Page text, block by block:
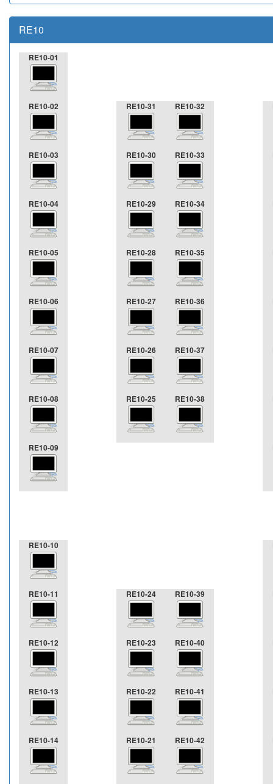
RE10
RE10-01
RE10-02 RE10-31 RE10-32
RE10-03 RE10-30 RE10-33
RE10-04 RE10-29 RE10-34
RE10-05 RE10-28 RE10-35
RE10-06 RE10-27 RE10-36
RE10-07 RE10-26 RE10-37
RE10-08 RE10-25 RE10-38
RE10-09
RE10-10
RE10-11 RE10-24 RE10-39
RE10-12 RE10-23 RE10-40
RE10-13 RE10-22 RE10-41
RE10-14 RE10-21 RE10-42